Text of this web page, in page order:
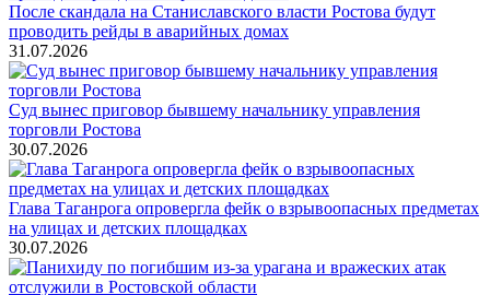
После скандала на Станиславского власти Ростова будут
проводить рейды в аварийных домах
31.07.2026
Суд вынес приговор бывшему начальнику управления
торговли Ростова
30.07.2026
Глава Таганрога опровергла фейк о взрывоопасных предметах
на улицах и детских площадках
30.07.2026